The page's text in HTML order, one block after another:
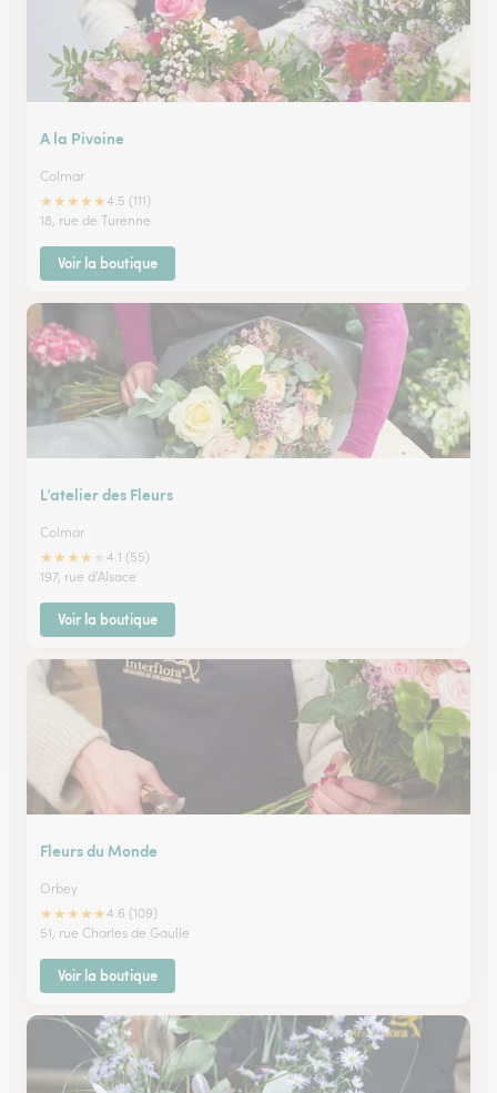
A la Pivoine
Colmar
★★★★★4.5 (111)
18, rue de Turenne
Voir la boutique
L’atelier des Fleurs
Colmar
★★★★
4.1 (55)
197, rue d'Alsace
Voir la boutique
Fleurs du Monde
Orbey
★★★★★4.6 (109)
51, rue Charles de Gaulle
Voir la boutique